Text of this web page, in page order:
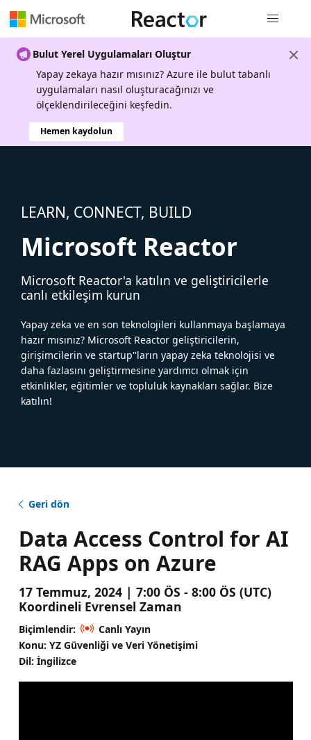
Bulut Yerel Uygulamaları Oluştur
Yapay zekaya hazır mısınız? Azure ile bulut tabanlı
uygulamaları nasıl oluşturacağınızı ve
ölçeklendirileceğini keşfedin.
Hemen kaydolun
LEARN, CONNECT, BUILD
Microsoft Reactor
Microsoft Reactor'a katılın ve geliştiricilerle
canlı etkileşim kurun
Yapay zeka ve en son teknolojileri kullanmaya başlamaya
hazır mısınız? Microsoft Reactor geliştiricilerin,
girişimcilerin ve startup''ların yapay zeka teknolojisi ve
daha fazlasını geliştirmesine yardımcı olmak için
etkinlikler, eğitimler ve topluluk kaynakları sağlar. Bize
katılın!
Geri dön
Data Access Control for AI
RAG Apps on Azure
17 Temmuz, 2024 | 7:00 ÖS - 8:00 ÖS (UTC)
Koordineli Evrensel Zaman
Biçimlendir:
Canlı Yayın
Konu: YZ Güvenliği ve Veri Yönetişimi
Dil: İngilizce